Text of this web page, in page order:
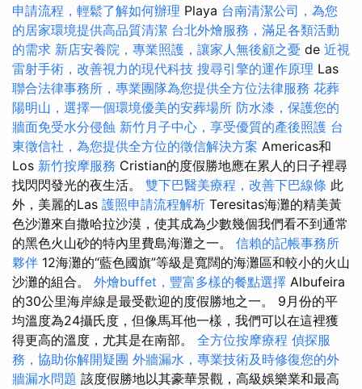
申請流程，輕鬆了解如何辦理 Playa 台南清潔公司，為您
的居家環境提供高品質清潔 台北外燴服務，滿足各類活動
的需求 新店安養院，專業照護，讓家人無後顧之憂 de 近視
雷射手術，改善視力的現代科技 搜尋引擎的運作原理 Las
聯合法律事務所，專業團隊為您提供全方位法律服務 花葬
陽明山，選擇一個環境優美的安葬場所 防水漆，保護您的
牆面免受水分侵蝕 新竹月子中心，享受優質的產後照護 台
東徵信社，為您提供全方位的徵信解決方案 Americas和
Los 新竹按摩服務 Cristian的度假勝地應在累人的日子裡尋
找閃閃發光的夜生活。 雙下巴醫美療程，改善下巴線條 此
外，美麗的Las 護照申請流程解析 Teresitas海灘的精美黃
色沙灘來自撒哈拉沙漠，使其成為少數幾個我們看不到通常
的黑色火山砂的特內里費島海灘之一。 信賴的記帳事務所
夥伴 12海灘的“藍色國旗”等級是寬闊的海灘區和較小的火山
沙灘的組合。 外燴buffet，豐富多樣的餐點選擇 Albufeira
的30公里海岸線是最受歡迎的度假勝地之一。 9月份的平
均溫度為24攝氏度，但像馬耳他一樣，我們可以在這裡獲
得更高的溫度，尤其是在南部。 全方位按摩療程 偵探服
務，協助你解開疑團 外牆漏水，專業技術及時修復您的外
牆漏水問題 該度假勝地以其豪華景觀，高級娛樂業和最高